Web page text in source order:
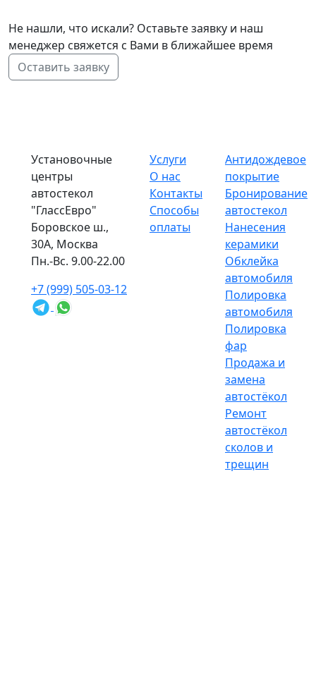
Не нашли, что искали? Оставьте заявку и наш
менеджер свяжется с Вами в ближайшее время
Оставить заявку
Установочные
центры
автостекол
"ГлассЕвро"
Боровское ш.,
30А, Москва
Пн.-Вс. 9.00-22.00
+7 (999) 505-03-12
Услуги
О нас
Контакты
Способы
оплаты
Антидождевое
покрытие
Бронирование
автостекол
Нанесения
керамики
Обклейка
автомобиля
Полировка
автомобиля
Полировка
фар
Продажа и
замена
автостёкол
Ремонт
автостёкол
сколов и
трещин